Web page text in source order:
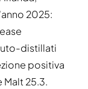
2025:
distillati
positiva
25.3.